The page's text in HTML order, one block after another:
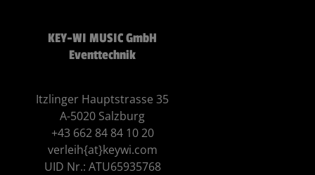
KEY-WI MUSIC GmbH
Eventtechnik
Itzlinger Hauptstrasse 35
A-5020 Salzburg
+43 662 84 84 10 20
verleih{at}keywi.com
UID Nr.: ATU65935768